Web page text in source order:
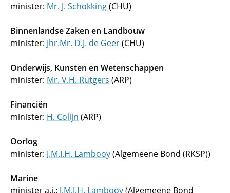
minister: Mr. J. Schokking(CHU)
Binnenlandse Zaken en Landbouw
minister: Jhr.Mr. D.J. de Geer(CHU)
Onderwijs, Kunsten en Wetenschappen
minister: Mr. V.H. Rutgers (ARP)
Financiën
minister: H. Colijn (ARP)
Oorlog
minister: J.M.J.H. Lambooy(Algemeene Bond (RKSP))
Marine
minister a.i.: J.M.J.H. Lambooy(Algemeene Bond